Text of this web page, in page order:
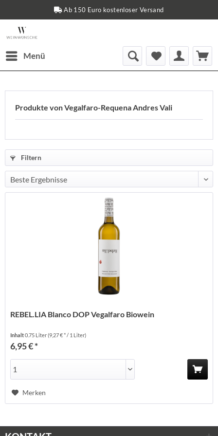
Ab 150 Euro kostenloser Versand
Menü
Produkte von Vegalfaro-Requena Andres Vali
Filtern
REBEL.LIA Blanco DOP Vegalfaro Biowein
Inhalt0.75 Liter(9,27 € * / 1 Liter)
6,95 € *
Merken